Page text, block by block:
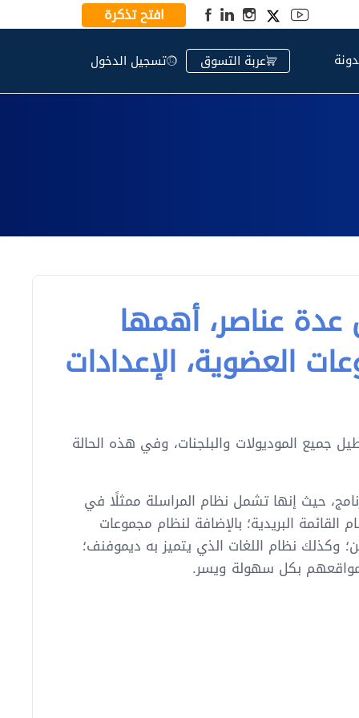
افتح تذكرة
تسجيل الدخول عربة التسوق
عدة عناصر، أهمها
العضوية، الإعدادات
جميع الموديولات والبلجنات، وفي هذه الحالة
حيث إنها تشمل نظام المراسلة ممثلًا في
البريدية؛ بالإضافة لنظام مجموعات
وكذلك نظام اللغات الذي يتميز به ديموفنف؛
مواقعهم بكل سهولة ويسر.